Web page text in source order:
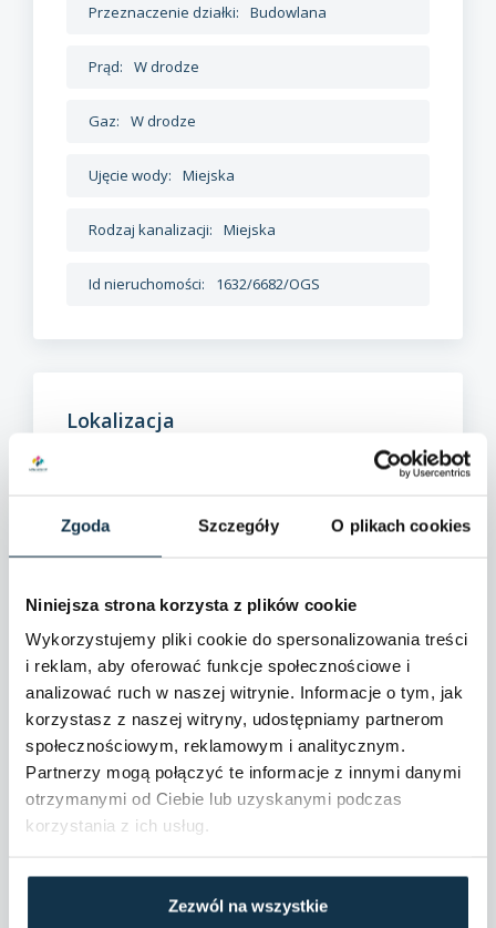
Zgoda Szczegóły O plikach cookies
Niniejsza strona korzysta z plików cookie
Wykorzystujemy pliki cookie do spersonalizowania treści
i reklam, aby oferować funkcje społecznościowe i
analizować ruch w naszej witrynie. Informacje o tym, jak
korzystasz z naszej witryny, udostępniamy partnerom
społecznościowym, reklamowym i analitycznym.
Partnerzy mogą połączyć te informacje z innymi danymi
otrzymanymi od Ciebie lub uzyskanymi podczas
korzystania z ich usług.
Zezwól na wszystkie
Przeznaczenie działki: Budowlana
Prąd: W drodze
Gaz: W drodze
Ujęcie wody: Miejska
Rodzaj kanalizacji: Miejska
Id nieruchomości: 1632/6682/OGS
Lokalizacja